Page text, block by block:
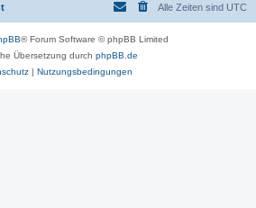
Alle Zeiten sind UTC
® Forum Software © phpBB Limited
Übersetzung durch phpBB.de
| Nutzungsbedingungen